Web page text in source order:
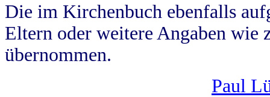
Die im Kirchenbuch ebenfalls
Eltern oder weitere Angaben wie
übernommen.
Paul